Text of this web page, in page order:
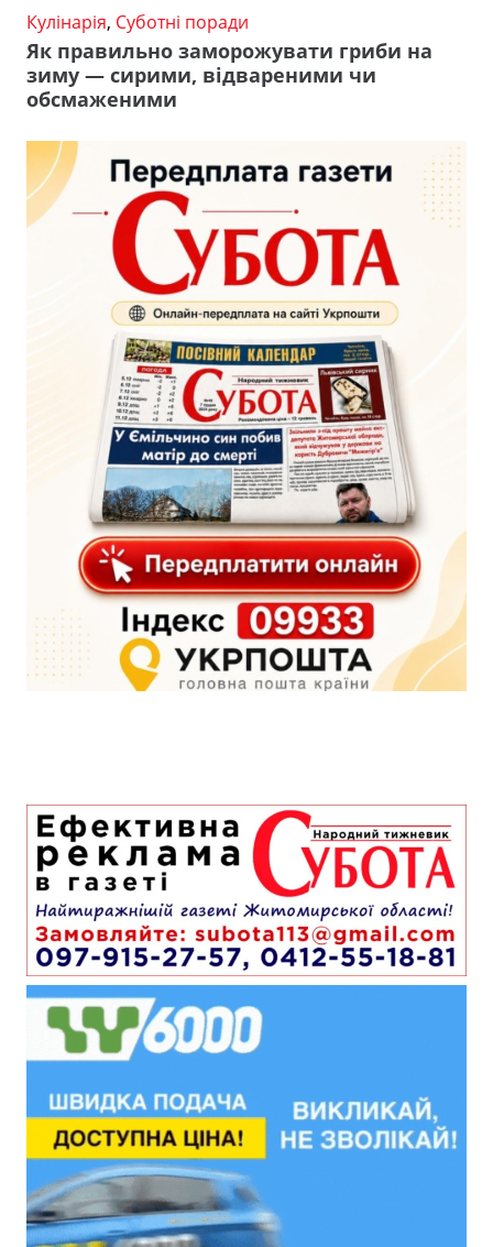
Кулінарія, Суботні поради
Як правильно заморожувати гриби на
зиму — сирими, відвареними чи
обсмаженими